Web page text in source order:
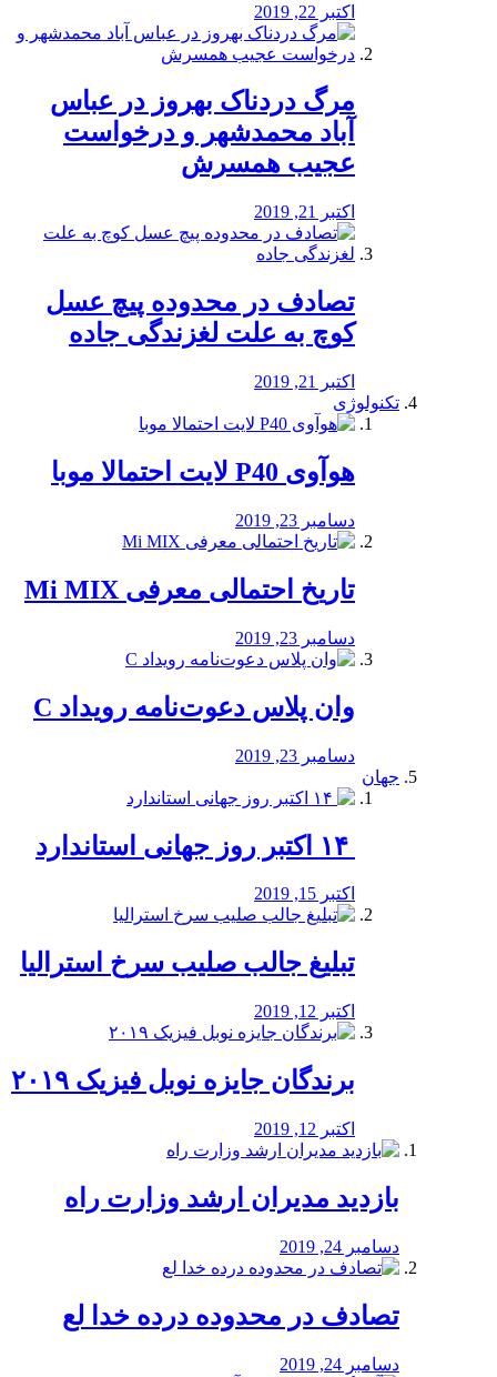
اکتبر 22, 2019
مرگ دردناک بهروز در عباس
آباد محمدشهر و درخواست
عجیب همسرش
اکتبر 21, 2019
تصادف در محدوده پیچ عسل
کوچ به علت لغزندگی جاده
اکتبر 21, 2019
تکنولوژی
هوآوی P40 لایت احتمالا موبا
دسامبر 23, 2019
تاریخ احتمالی معرفی Mi MIX
دسامبر 23, 2019
وان پلاس دعوت‌نامه رویداد C
دسامبر 23, 2019
جهان
اکتبر 15, 2019
تبلیغ جالب صلیب سرخ استرالیا
اکتبر 12, 2019
برندگان جایزه نوبل فیزیک ۲۰۱۹
اکتبر 12, 2019
بازدید مدیران ارشد وزارت راه
دسامبر 24, 2019
تصادف در محدوده درده خدا لع
دسامبر 24, 2019